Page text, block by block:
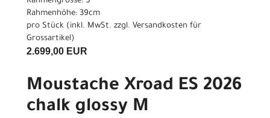
Rahmenhöhe: 39cm
pro Stück (inkl. MwSt. zzgl. Versandkosten für
Grossartikel)
2.699,00 EUR
Moustache Xroad ES 2026
chalk glossy M